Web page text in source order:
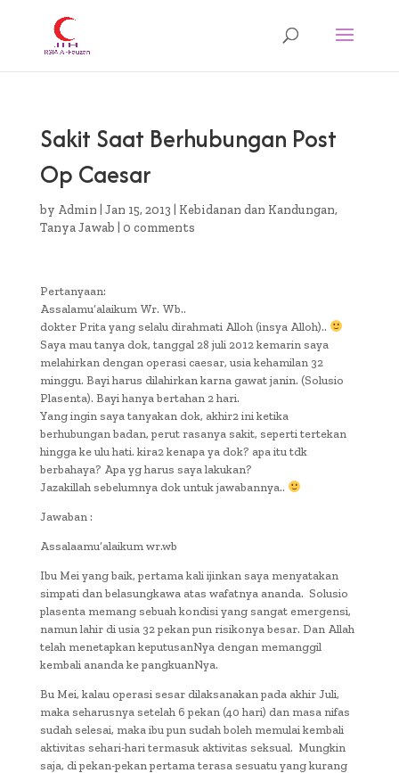
Sakit Saat Berhubungan Post
Op Caesar
by Admin Jan 15, 2013 Kebidanan dan Kandungan,
Tanya Jawab 0 comments
Pertanyaan:
Assalamu’alaikum Wr. Wb..
dokter Prita yang selalu dirahmati Alloh (insya Alloh)..
Saya mau tanya dok, tanggal 28 juli 2012 kemarin saya
melahirkan dengan operasi caesar, usia kehamilan 32
minggu. Bayi harus dilahirkan karna gawat janin. (Solusio
Plasenta). Bayi hanya bertahan 2 hari.
Yang ingin saya tanyakan dok, akhir2 ini ketika
berhubungan badan, perut rasanya sakit, seperti tertekan
hingga ke ulu hati. kira2 kenapa ya dok? apa itu tdk
berbahaya? Apa yg harus saya lakukan?
Jazakillah sebelumnya dok untuk jawabannya..
Jawaban :
Assalaamu’alaikum wr.wb
Ibu Mei yang baik, pertama kali ijinkan saya menyatakan
simpati dan belasungkawa atas wafatnya ananda. Solusio
plasenta memang sebuah kondisi yang sangat emergensi,
namun lahir di usia 32 pekan pun risikonya besar. Dan Allah
telah menetapkan keputusanNya dengan memanggil
kembali ananda ke pangkuanNya.
Bu Mei, kalau operasi sesar dilaksanakan pada akhir Juli,
maka seharusnya setelah 6 pekan (40 hari) dan masa nifas
sudah selesai, maka ibu pun sudah boleh memulai kembali
aktivitas sehari-hari termasuk aktivitas seksual. Mungkin
saja, di pekan-pekan pertama terasa sesuatu yang kurang